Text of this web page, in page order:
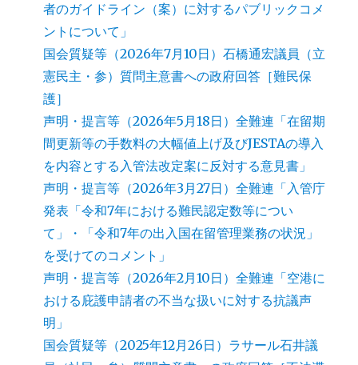
者のガイドライン（案）に対するパブリックコメ
ントについて」
国会質疑等（2026年7月10日）石橋通宏議員（立
憲民主・参）質問主意書への政府回答［難民保
護］
声明・提言等（2026年5月18日）全難連「在留期
間更新等の手数料の大幅値上げ及びJESTAの導入
を内容とする入管法改定案に反対する意見書」
声明・提言等（2026年3月27日）全難連「入管庁
発表「令和7年における難民認定数等につい
て」・「令和7年の出入国在留管理業務の状況」
を受けてのコメント」
声明・提言等（2026年2月10日）全難連「空港に
おける庇護申請者の不当な扱いに対する抗議声
明」
国会質疑等（2025年12月26日）ラサール石井議